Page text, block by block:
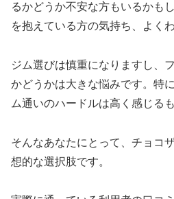
るかどうか不安な方もいるかも
を抱えている方の気持ち、よく
ジム選びは慎重になりますし、
かどうかは大きな悩みです。特
ム通いのハードルは高く感じるも
そんなあなたにとって、チョコ
想的な選択肢です。